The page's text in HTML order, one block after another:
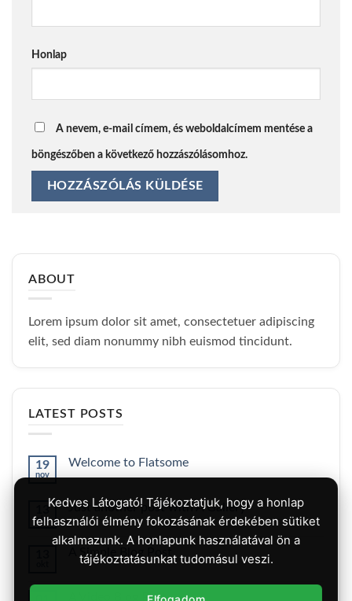
Honlap
A nevem, e-mail címem, és weboldalcímem mentése a
böngészőben a következő hozzászólásomhoz.
ABOUT
Lorem ipsum dolor sit amet, consectetuer adipiscing
elit, sed diam nonummy nibh euismod tincidunt.
LATEST POSTS
19
nov
Welcome to Flatsome
Nincs
a(z)
Welcome
to
bejegyzéshez
13
okt
Just another post with A Gallery
Nincs
hozzászólás
a(z)
Just
another
with
A Simple Blog Post
A Video Blog Post
Kedves Látogató! Tájékoztatjuk, hogy a honlap
felhasználói élmény fokozásának érdekében sütiket
alkalmazunk. A honlapunk használatával ön a
tájékoztatásunkat tudomásul veszi.